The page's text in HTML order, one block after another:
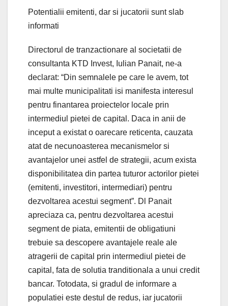
Potentialii emitenti, dar si jucatorii sunt slab
informati
Directorul de tranzactionare al societatii de
consultanta KTD Invest, Iulian Panait, ne-a
declarat: “Din semnalele pe care le avem, tot
mai multe municipalitati isi manifesta interesul
pentru finantarea proiectelor locale prin
intermediul pietei de capital. Daca in anii de
inceput a existat o oarecare reticenta, cauzata
atat de necunoasterea mecanismelor si
avantajelor unei astfel de strategii, acum exista
disponibilitatea din partea tuturor actorilor pietei
(emitenti, investitori, intermediari) pentru
dezvoltarea acestui segment”. Dl Panait
apreciaza ca, pentru dezvoltarea acestui
segment de piata, emitentii de obligatiuni
trebuie sa descopere avantajele reale ale
atragerii de capital prin intermediul pietei de
capital, fata de solutia tranditionala a unui credit
bancar. Totodata, si gradul de informare a
populatiei este destul de redus, iar jucatorii